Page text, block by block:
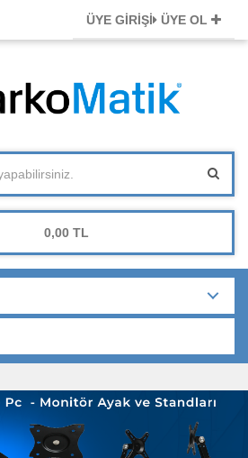
ÜYE GİRİŞİ ÜYE OL
0,00